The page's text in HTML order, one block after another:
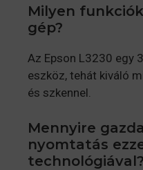
Milyen
gép?
Az Epson L3230 egy
eszköz, tehát kiváló
és szkennel.
Mennyire
nyomtatás
technológiával?